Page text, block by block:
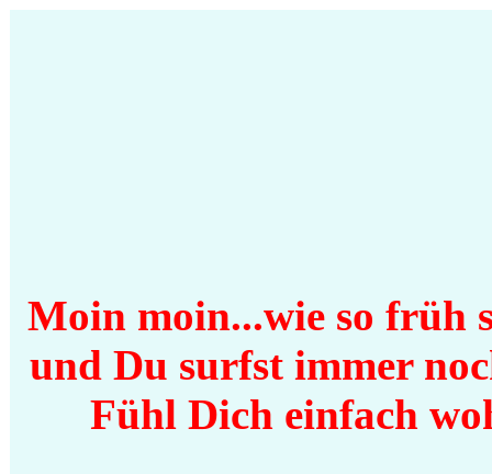
Moin moin...wie so früh
und Du surfst immer
Fühl Dich einfach